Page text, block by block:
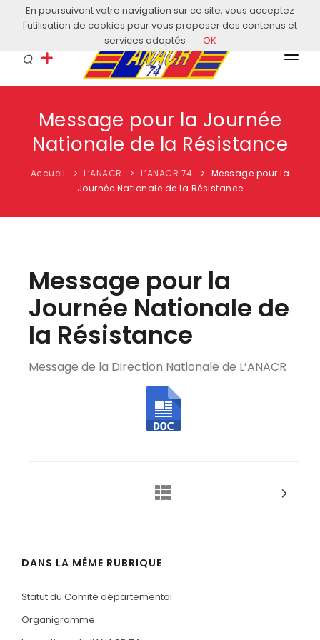
Courriel: contact@anacr74.fr
L’ANACR
EVÈNEMENTS
COMITÉS LOCAUX
ACTUALITÉS
HISTOIRE & EDUCATION
Message pour la Journée
Nationale de la Résistance
Accueil L’ANACR L’ANACR 74
Message pour la
Journée Nationale de la Résistance
Message pour la
Journée Nationale de
la Résistance
Message de la Direction Nationale de L’ANACR
DANS LA MÊME RUBRIQUE
Statut du Comité départemental
Organigramme
En poursuivant votre navigation sur ce site, vous acceptez
l'utilisation de cookies pour vous proposer des contenus et
services adaptés
OK